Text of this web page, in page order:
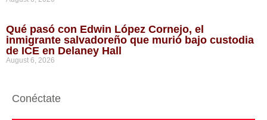
Qué pasó con Edwin López Cornejo, el
inmigrante salvadoreño que murió bajo custodia
de ICE en Delaney Hall
August 6, 2026
Conéctate